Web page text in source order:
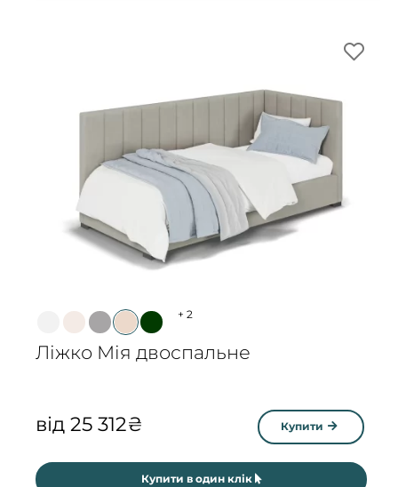
+ 2
Ліжко Мія двоспальне
від 25 312₴ Купити
Купити в один клік